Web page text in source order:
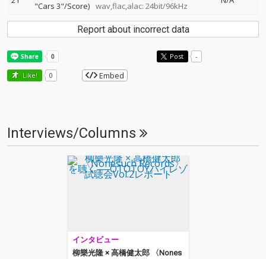
"Cars 3"/Score) wav,flac,alac: 24bit/96kHz
Report about incorrect data
Post -
Like! 0 Embed
Interviews/Columns
インタビュー
柳樂光隆 × 高橋健太郎 〈Nones